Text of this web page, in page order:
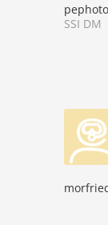
pephoto
SSI DM